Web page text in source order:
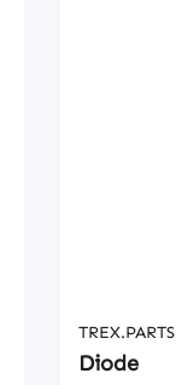
TREX.PARTS
Diode